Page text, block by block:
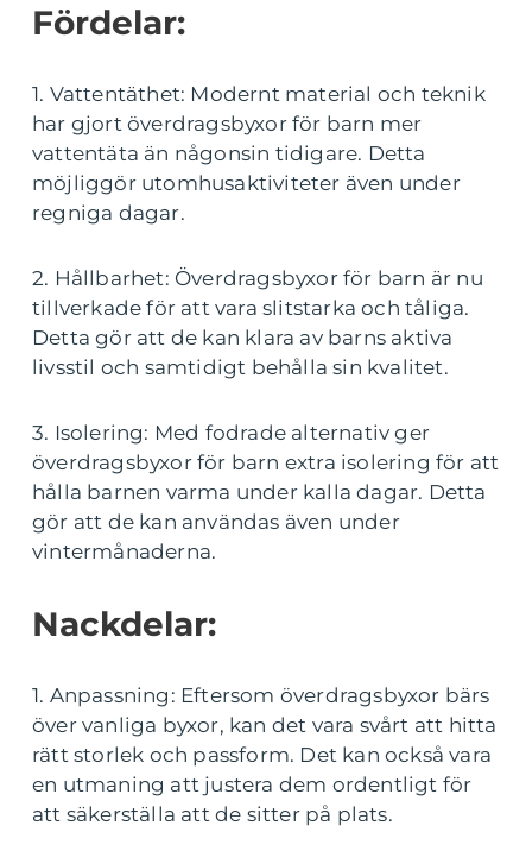
Fördelar:
1. Vattentäthet: Modernt material och teknik
har gjort överdragsbyxor för barn mer
vattentäta än någonsin tidigare. Detta
möjliggör utomhusaktiviteter även under
regniga dagar.
2. Hållbarhet: Överdragsbyxor för barn är nu
tillverkade för att vara slitstarka och tåliga.
Detta gör att de kan klara av barns aktiva
livsstil och samtidigt behålla sin kvalitet.
3. Isolering: Med fodrade alternativ ger
överdragsbyxor för barn extra isolering för att
hålla barnen varma under kalla dagar. Detta
gör att de kan användas även under
vintermånaderna.
Nackdelar:
1. Anpassning: Eftersom överdragsbyxor bärs
över vanliga byxor, kan det vara svårt att hitta
rätt storlek och passform. Det kan också vara
en utmaning att justera dem ordentligt för
att säkerställa att de sitter på plats.